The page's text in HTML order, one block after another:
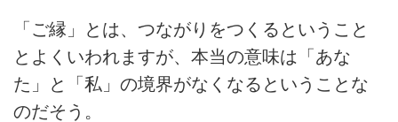
「ご縁」とは、つながりをつくるということ
とよくいわれますが、本当の意味は「あな
た」と「私」の境界がなくなるということな
のだそう。